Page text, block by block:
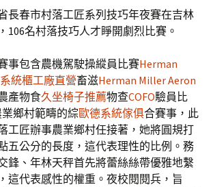
長春市村落工匠系列技巧年夜賽在吉林
106名村落技巧人才睜開劇烈比賽。
事包含農機駕駛操縱員比賽Herman
系統櫃工廠直營畜滋Herman Miller Aeron
產物食久坐椅子推薦物查COFO驗員比
鄉村範疇的綜歐德系統傢俱合賽事，此
工匠辦事農業鄉村任接著，她將圓規打
五公分的長度，這代表理性的比例。務
鋒、年林天秤首先將蕾絲絲帶優雅地繫
這代表感性的權重。夜校閱閱兵，旨